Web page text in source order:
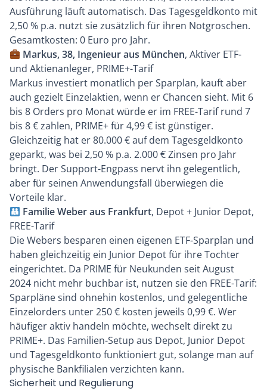
Ausführung läuft automatisch. Das Tagesgeldkonto mit
2,50 % p.a. nutzt sie zusätzlich für ihren Notgroschen.
Gesamtkosten: 0 Euro pro Jahr.
Markus, 38, Ingenieur aus München, Aktiver ETF-
und Aktienanleger, PRIME+-Tarif
Markus investiert monatlich per Sparplan, kauft aber
auch gezielt Einzelaktien, wenn er Chancen sieht. Mit 6
bis 8 Orders pro Monat würde er im FREE-Tarif rund 7
bis 8 € zahlen, PRIME+ für 4,99 € ist günstiger.
Gleichzeitig hat er 80.000 € auf dem Tagesgeldkonto
geparkt, was bei 2,50 % p.a. 2.000 € Zinsen pro Jahr
bringt. Der Support-Engpass nervt ihn gelegentlich,
aber für seinen Anwendungsfall überwiegen die
Vorteile klar.
Familie Weber aus Frankfurt, Depot + Junior Depot,
FREE-Tarif
Die Webers besparen einen eigenen ETF-Sparplan und
haben gleichzeitig ein Junior Depot für ihre Tochter
eingerichtet. Da PRIME für Neukunden seit August
2024 nicht mehr buchbar ist, nutzen sie den FREE-Tarif:
Sparpläne sind ohnehin kostenlos, und gelegentliche
Einzelorders unter 250 € kosten jeweils 0,99 €. Wer
häufiger aktiv handeln möchte, wechselt direkt zu
PRIME+. Das Familien-Setup aus Depot, Junior Depot
und Tagesgeldkonto funktioniert gut, solange man auf
physische Bankfilialen verzichten kann.
Sicherheit und Regulierung